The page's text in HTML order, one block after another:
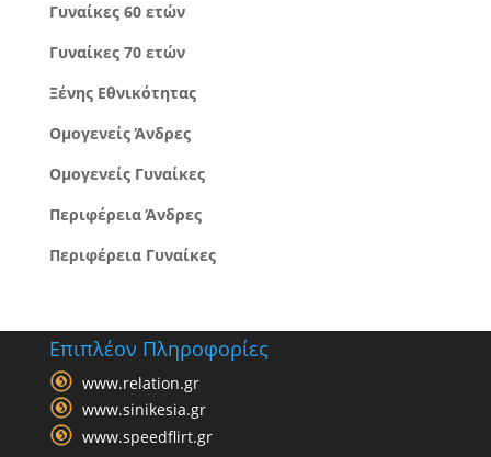
Γυναίκες 60 ετών
Γυναίκες 70 ετών
Ξένης Εθνικότητας
Ομογενείς Άνδρες
Ομογενείς Γυναίκες
Περιφέρεια Άνδρες
Περιφέρεια Γυναίκες
Επιπλέον Πληροφορίες
www.relation.gr
www.sinikesia.gr
www.speedflirt.gr